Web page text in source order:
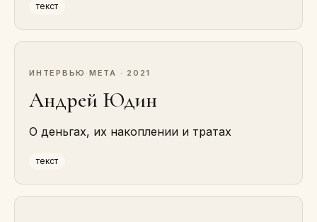
текст
ИНТЕРВЬЮ · МЕТА · 2021
Андрей Юдин
О деньгах, их накоплении и тратах
текст